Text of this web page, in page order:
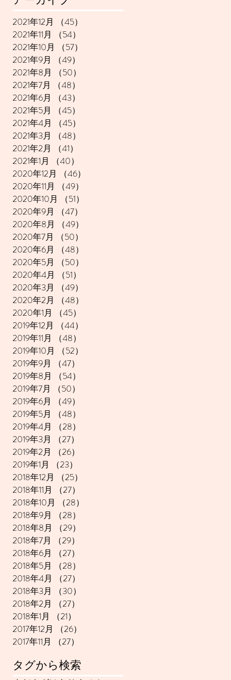
2021年12月 （45）
2021年11月
（54）
2021年10月
（57）
2021年9月
（49）
2021年8月
（50）
2021年7月
（48）
2021年6月
（43）
2021年5月
（45）
2021年4月
（45）
2021年3月
（48）
2021年2月
（41）
2021年1月
（40）
2020年12月
（46）
2020年11月
（49）
2020年10月
（51）
2020年9月
（47）
2020年8月
（49）
2020年7月
（50）
2020年6月
（48）
2020年5月
（50）
2020年4月
（51）
2020年3月
（49）
2020年2月
（48）
2020年1月
（45）
2019年12月
（44）
2019年11月
（48）
2019年10月
（52）
2019年9月
（47）
2019年8月
（54）
2019年7月
（50）
2019年6月
（49）
2019年5月
（48）
2019年4月
（28）
2019年3月
（27）
2019年2月
（26）
2019年1月
（23）
2018年12月
（25）
2018年11月
（27）
2018年10月
（28）
2018年9月
（28）
2018年8月
（29）
2018年7月
（29）
2018年6月
（27）
2018年5月
（28）
2018年4月
（27）
2018年3月
（30）
2018年2月
（27）
2018年1月
（21）
2017年12月
（26）
2017年11月
（27）
タグから検索